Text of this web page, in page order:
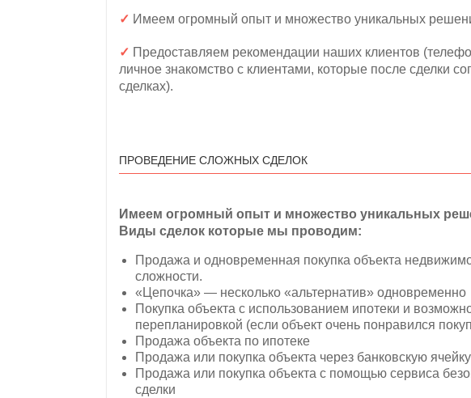
✓ Имеем огромный опыт и множество уникальных
✓ Предоставляем рекомендации наших клиентов
личное знакомство с клиентами, которые после сделки
сделках).
ПРОВЕДЕНИЕ СЛОЖНЫХ СДЕЛОК
Имеем огромный опыт и множество уникальных
Виды сделок которые мы проводим:
Продажа и одновременная покупка объекта
сложности.
«Цепочка» — несколько «альтернатив» одновременно
Покупка объекта с использованием ипотеки и
перепланировкой (если объект очень понравился
Продажа объекта по ипотеке
Продажа или покупка объекта через банковскую
Продажа или покупка объекта с помощью сервиса
сделки